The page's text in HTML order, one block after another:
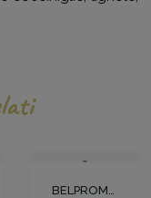
BELPROMEC LT 1